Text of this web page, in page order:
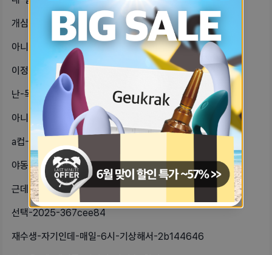
개심심하당ㅠ뭐해야하니난-친구도-남자친-54f4d177
아니-오빠가-먹은걸-내가-왜-설거지-fd6b0705
이정도면-내성손톱인가-fee0b33e
난-목이-없는-편도-아닌데-목-파인-4e0ac526
아니-자기방-대댓-달기-넘-빡세난-대-5f35b497
a컵-자기들-사이즈-이정도야-5d4f5c01
야동보다-보면-손가락이-들락날락-할때-9929e092
근데-여름에-브라끈-보이게-입는-거-63cda483
선택-2025-367cee84
재수생-자기인데-매일-6시-기상해서-2b144646